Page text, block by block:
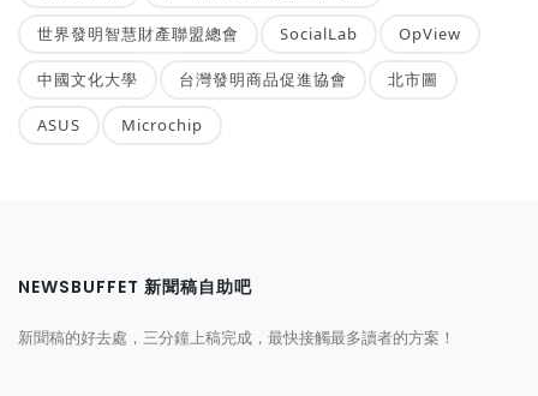
世界發明智慧財產聯盟總會 SocialLab OpView
中國文化大學 台灣發明商品促進協會 北市圖
ASUS Microchip
NEWSBUFFET 新聞稿自助吧
新聞稿的好去處，三分鐘上稿完成，最快接觸最多讀者的方案！